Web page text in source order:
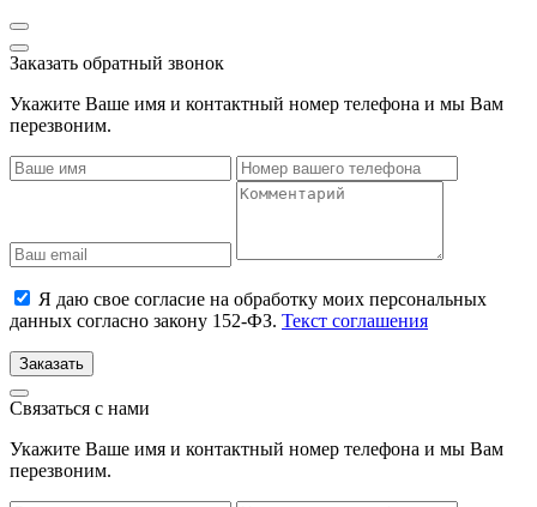
Заказать обратный звонок
Укажите Ваше имя и контактный номер телефона и мы Вам
перезвоним.
Я даю свое согласие на обработку моих персональных
данных согласно закону 152-ФЗ. Текст соглашения
Заказать
Связаться с нами
Укажите Ваше имя и контактный номер телефона и мы Вам
перезвоним.